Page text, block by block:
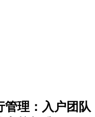
管理：入户团队